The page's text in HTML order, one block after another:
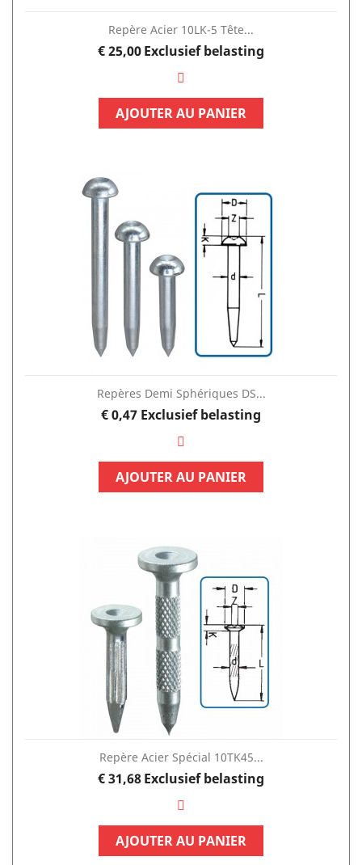
Repère Acier 10LK-5 Tête...
Prijs
€ 25,00Exclusief belasting
AJOUTER AU PANIER
Repères Demi Sphériques DS...
Prijs
€ 0,47 Exclusief belasting
AJOUTER AU PANIER
Repère Acier Spécial 10TK45...
Prijs
€ 31,68Exclusief belasting
AJOUTER AU PANIER